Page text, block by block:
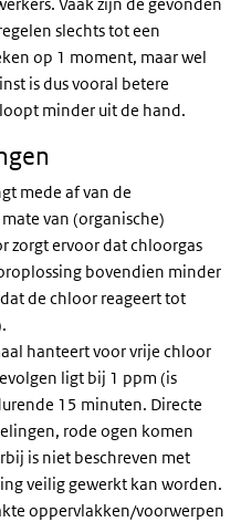
slechts tot een
op 1 moment, maar wel
is dus vooral betere
minder uit de hand.
mede af van de
van (organische)
zorgt ervoor dat chloorgas
bovendien minder
de chloor reageert tot
hanteert voor vrije chloor
ligt bij 1 ppm (is
15 minuten. Directe
rode ogen komen
is niet beschreven met
veilig gewerkt kan worden.
oppervlakken/voorwerpen